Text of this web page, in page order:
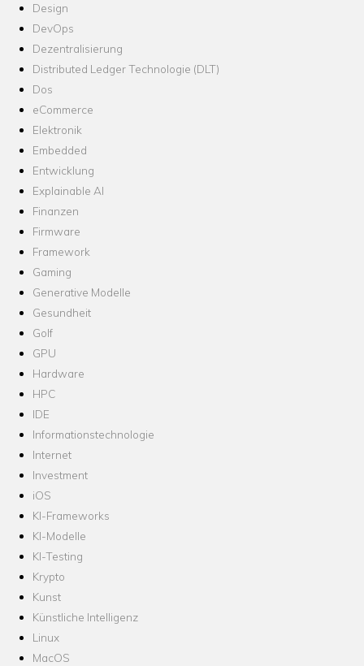
Design
DevOps
Dezentralisierung
Distributed Ledger Technologie (DLT)
Dos
eCommerce
Elektronik
Embedded
Entwicklung
Explainable AI
Finanzen
Firmware
Framework
Gaming
Generative Modelle
Gesundheit
Golf
GPU
Hardware
HPC
IDE
Informationstechnologie
Internet
Investment
iOS
KI-Frameworks
KI-Modelle
KI-Testing
Krypto
Kunst
Künstliche Intelligenz
Linux
MacOS